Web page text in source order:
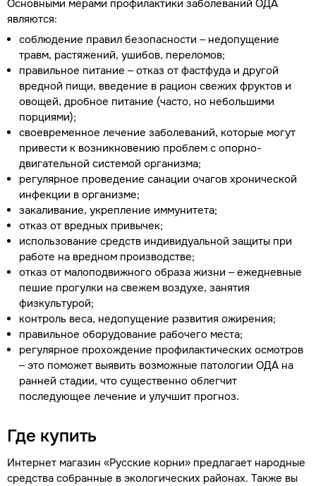
Основными мерами профилактики заболеваний ОДА
являются:
соблюдение правил безопасности – недопущение
травм, растяжений, ушибов, переломов;
правильное питание – отказ от фастфуда и другой
вредной пищи, введение в рацион свежих фруктов и
овощей, дробное питание (часто, но небольшими
порциями);
своевременное лечение заболеваний, которые могут
привести к возникновению проблем с опорно-
двигательной системой организма;
регулярное проведение санации очагов хронической
инфекции в организме;
закаливание, укрепление иммунитета;
отказ от вредных привычек;
использование средств индивидуальной защиты при
работе на вредном производстве;
отказ от малоподвижного образа жизни – ежедневные
пешие прогулки на свежем воздухе, занятия
физкультурой;
контроль веса, недопущение развития ожирения;
правильное оборудование рабочего места;
регулярное прохождение профилактических осмотров
– это поможет выявить возможные патологии ОДА на
ранней стадии, что существенно облегчит
последующее лечение и улучшит прогноз.
Где купить
Интернет магазин «Русские корни» предлагает народные
средства собранные в экологических районах. Также вы